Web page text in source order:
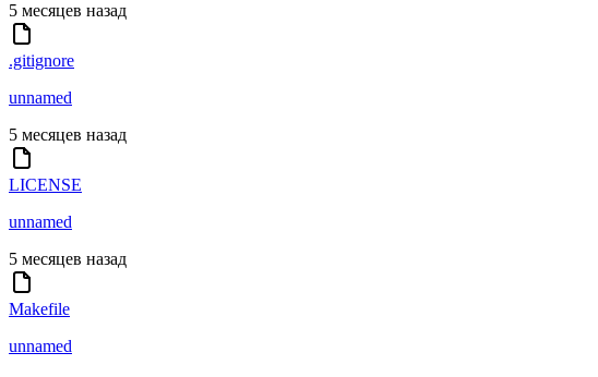
5 месяцев назад
.gitignore
unnamed
5 месяцев назад
LICENSE
unnamed
5 месяцев назад
Makefile
unnamed